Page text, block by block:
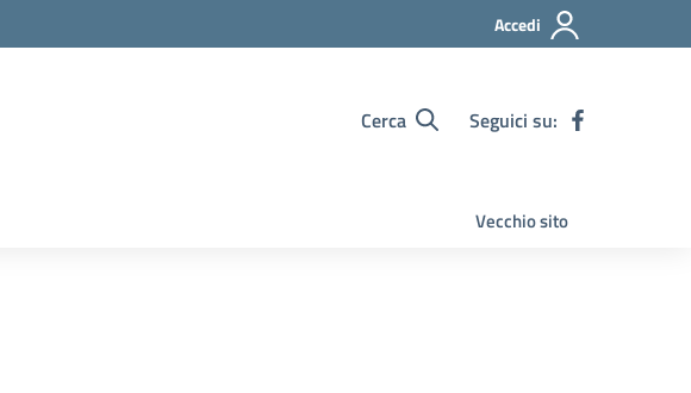
Accedi
Cerca Seguici su:
Vecchio sito